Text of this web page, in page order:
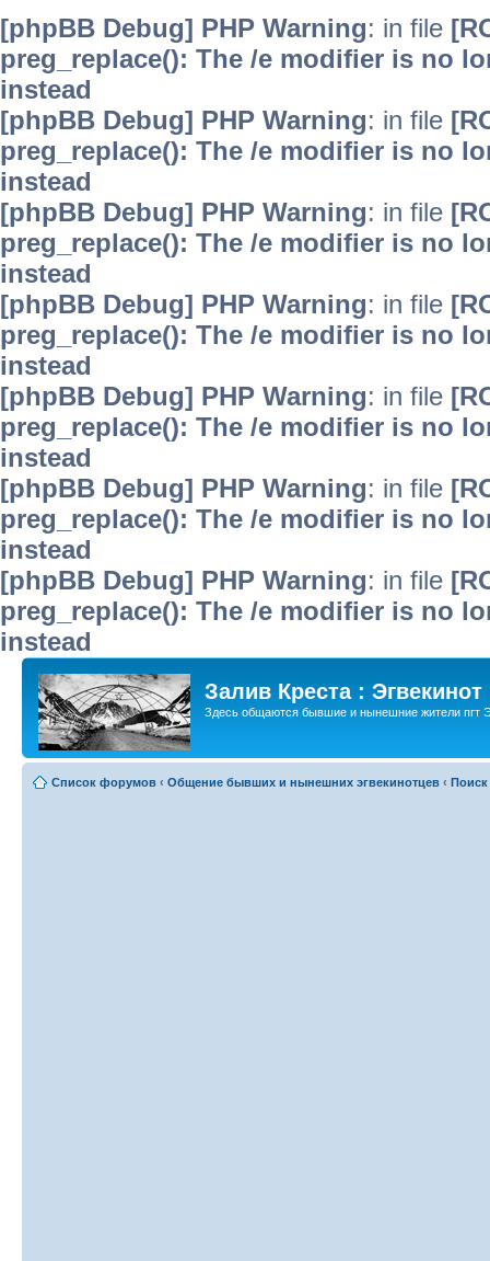
[phpBB Debug] PHP Warning: in file
preg_replace(): The /e modifier is no
instead
[phpBB Debug] PHP Warning: in file
preg_replace(): The /e modifier is no
instead
[phpBB Debug] PHP Warning: in file
preg_replace(): The /e modifier is no
instead
[phpBB Debug] PHP Warning: in file
preg_replace(): The /e modifier is no
instead
[phpBB Debug] PHP Warning: in file
preg_replace(): The /e modifier is no
instead
[phpBB Debug] PHP Warning: in file
preg_replace(): The /e modifier is no
instead
[phpBB Debug] PHP Warning: in file
preg_replace(): The /e modifier is no
instead
Залив Креста : Эгвекинот
Здесь общаются бывшие и нынешние жители пгт
Список форумов ‹ Общение бывших и нынешних эгвекинотцев ‹ Поиск